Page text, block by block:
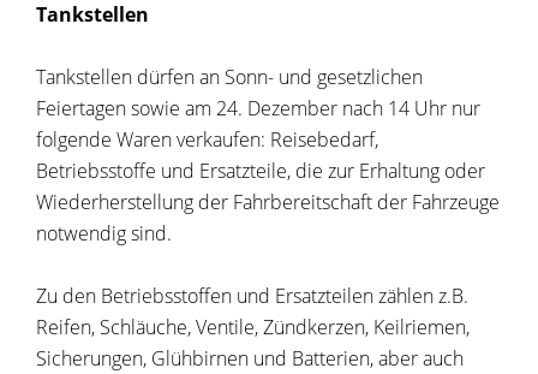
Tankstellen
Tankstellen dürfen an Sonn- und gesetzlichen
Feiertagen sowie am 24. Dezember nach 14 Uhr nur
folgende Waren verkaufen: Reisebedarf,
Betriebsstoffe und Ersatzteile, die zur Erhaltung oder
Wiederherstellung der Fahrbereitschaft der Fahrzeuge
notwendig sind.
Zu den Betriebsstoffen und Ersatzteilen zählen z.B.
Reifen, Schläuche, Ventile, Zündkerzen, Keilriemen,
Sicherungen, Glühbirnen und Batterien, aber auch